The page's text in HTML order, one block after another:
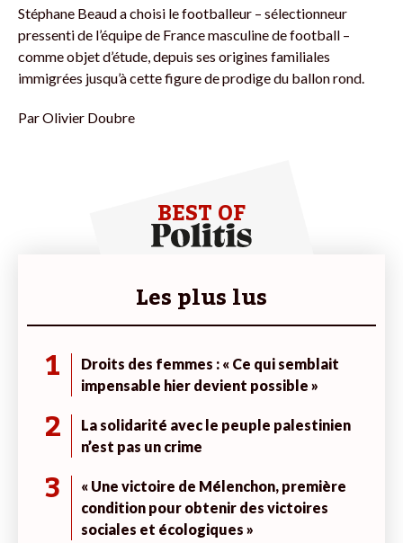
Stéphane Beaud a choisi le footballeur – sélectionneur
pressenti de l’équipe de France masculine de football –
comme objet d’étude, depuis ses origines familiales
immigrées jusqu’à cette figure de prodige du ballon rond.
ParOlivier Doubre
BEST OF
Les plus lus
1
Droits des femmes : « Ce qui semblait
impensable hier devient possible »
2
La solidarité avec le peuple palestinien
n’est pas un crime
3
« Une victoire de Mélenchon, première
condition pour obtenir des victoires
sociales et écologiques »